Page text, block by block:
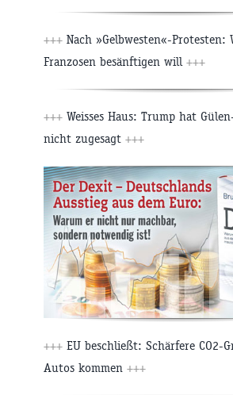
+++ Nach »Gelbwesten«-Protesten:
Franzosen besänftigen will +++
+++ Weisses Haus: Trump hat
nicht zugesagt +++
+++ EU beschließt: Schärfere CO2-
Autos kommen +++